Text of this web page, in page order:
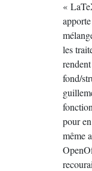
«
les
fond/
pour
même